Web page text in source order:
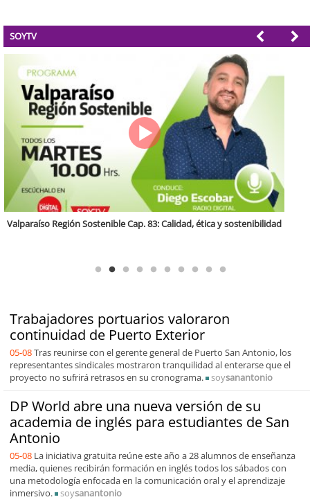
SOYTV
Trabajadores portuarios valoraron
continuidad de Puerto Exterior
05-08Tras reunirse con el gerente general de Puerto San Antonio, los
representantes sindicales mostraron tranquilidad al enterarse que el
proyecto no sufrirá retrasos en su cronograma.
soysanantonio
DP World abre una nueva versión de su
academia de inglés para estudiantes de San
Antonio
05-08 La iniciativa gratuita reúne este año a 28 alumnos de enseñanza
media, quienes recibirán formación en inglés todos los sábados con
una metodología enfocada en la comunicación oral y el aprendizaje
inmersivo.
soysanantonio